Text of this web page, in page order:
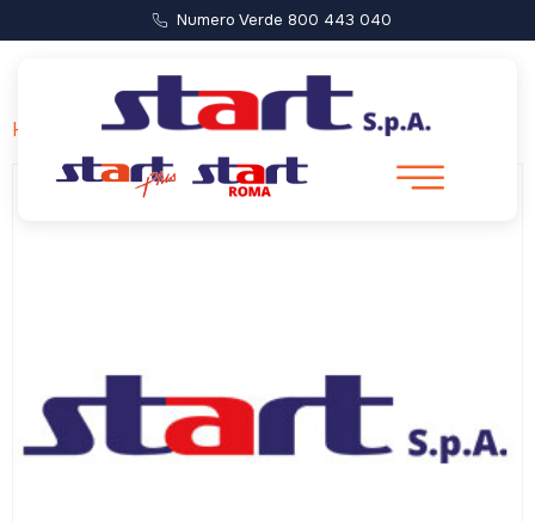
Numero Verde 800 443 040
Home / Berlin Linien Bus